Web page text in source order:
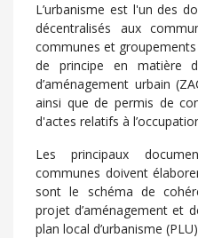
L’urbanisme est l'un des
décentralisés aux
communes et
de principe en matière
d’aménagement urbain
ainsi que de permis de
d'actes relatifs à
Les principaux
communes doivent
sont le schéma de
projet d’aménagement et
plan local d’urbanisme